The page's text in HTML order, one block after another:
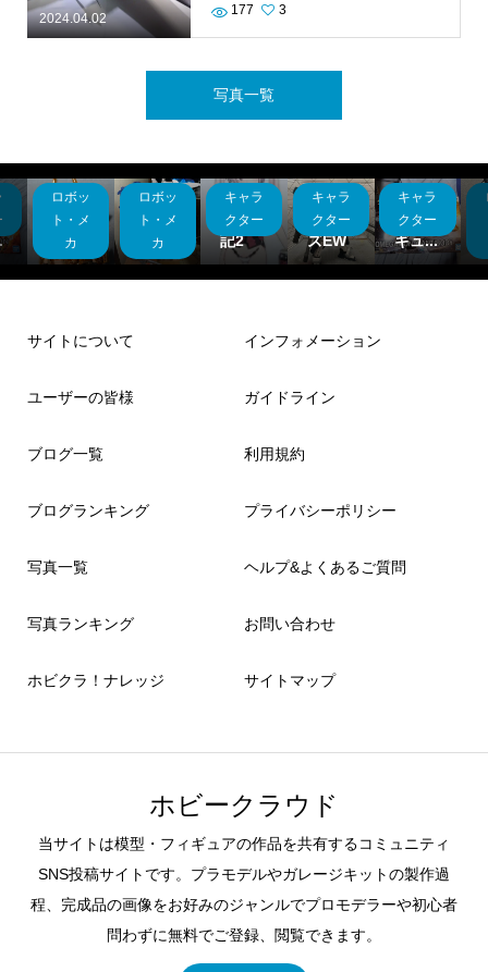
2024.04.02
177 3
写真一覧
ボッ
・メ
カ
動戦
ガン
ム...
ロボッ
ト・メ
カ
メタル
ムーン
ライ...
キャラ
クター
グライ
ノ子雑
キャラ
クター
ヘビー
アーム
ズEW
キャラ
クター
バンダ
イフィ
ギュ...
ロボッ
ト・メ
カ
ＰLＡ
ＭＡX
ＶF-...
サイトについて
ユーザーの皆様
ブログ一覧
ブログランキング
写真一覧
写真ランキング
ホビクラ！ナレッジ
インフォメーション
ガイドライン
利用規約
プライバシーポリシー
ヘルプ&よくあるご質問
お問い合わせ
サイトマップ
ホビークラウド
当サイトは模型・フィギュアの作品を共有するコミュニティ
SNS投稿サイトです。プラモデルやガレージキットの製作過
程、完成品の画像をお好みのジャンルでプロモデラーや初心者
問わずに無料でご登録、閲覧できます。